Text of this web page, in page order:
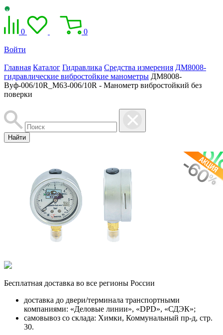
0 0
Войти
Главная Каталог Гидравлика Средства измерения ДМ8008-
гидравлические вибростойкие манометры ДМ8008-
Вуф-006/10R_M63-006/10R - Манометр вибростойкий без
поверки
Найти
Бесплатная доставка во все регионы России
доставка до двери/терминала транспортными
компаниями: «Деловые линии», «DPD», «СДЭК»;
самовывоз со склада: Химки, Коммунальный пр-д, стр.
30.